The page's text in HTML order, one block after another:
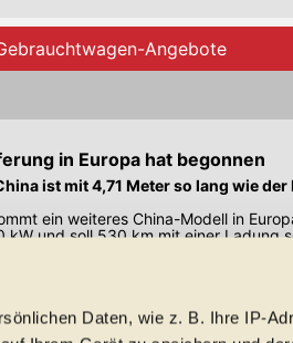
Daten, wie z. B. Ihre IP-
Angebote
in Europa hat begonnen
ist mit 4,71 Meter so lang wie der
ein weiteres China-Modell in
kW und soll 530 km mit einer Ladung
gelten für Deutschland. Quelle: Auto-News
Hinweis: Technische Daten,